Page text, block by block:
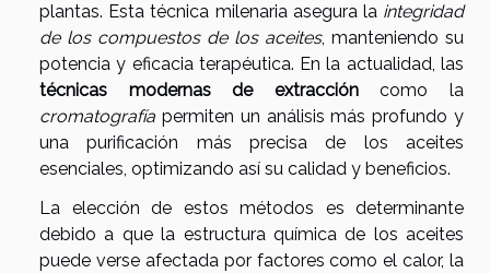
plantas. Esta técnica milenaria asegura la integridad
de los compuestos de los aceites, manteniendo su
potencia y eficacia terapéutica. En la actualidad, las
técnicas modernas de extraccióncomo la
cromatografía permiten un análisis más profundo y
una purificación más precisa de los aceites
esenciales, optimizando así su calidad y beneficios.
La elección de estos métodos es determinante
debido a que la estructura química de los aceites
puede verse afectada por factores como el calor, la